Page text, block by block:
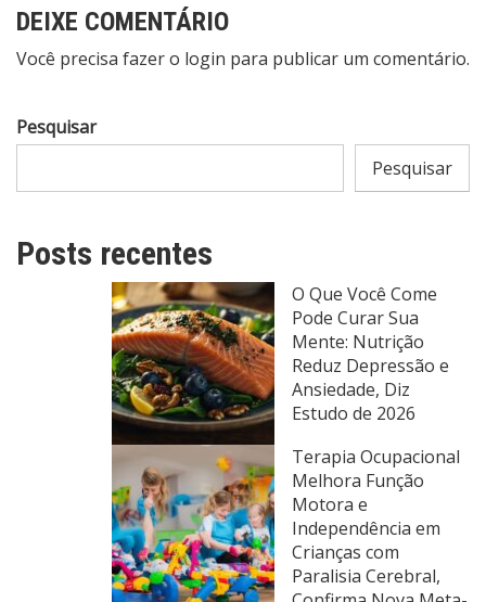
DEIXE COMENTÁRIO
Você precisa fazer o login para publicar um comentário.
Pesquisar
Pesquisar
Posts recentes
O Que Você Come
Pode Curar Sua
Mente: Nutrição
Reduz Depressão e
Ansiedade, Diz
Estudo de 2026
Terapia Ocupacional
Melhora Função
Motora e
Independência em
Crianças com
Paralisia Cerebral,